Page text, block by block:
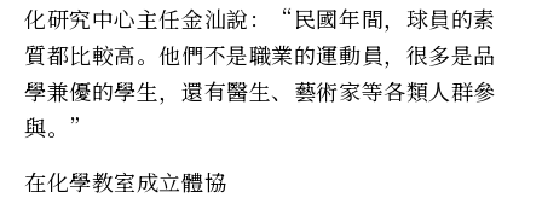
化研究中心主任金汕說：“民國年間，球員的素
質都比較高。他們不是職業的運動員，很多是品
學兼優的學生，還有醫生、藝術家等各類人群參
與。”
在化學教室成立體協